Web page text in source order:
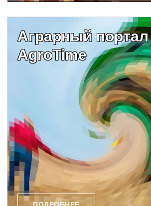
Аграрный портал
AgroTime